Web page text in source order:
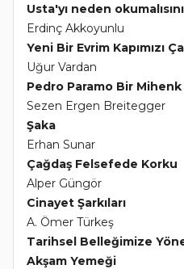
Usta'yı neden
Erdinç Akkoyunlu
Yeni Bir Evrim Kapımızı
Uğur Vardan
Pedro Paramo Bir Mihenk
Sezen Ergen Breitegger
Şaka
Erhan Sunar
Çağdaş Felsefede Korku
Alper Güngör
Cinayet Şarkıları
A. Ömer Türkeş
Tarihsel Belleğimize
Akşam Yemeği